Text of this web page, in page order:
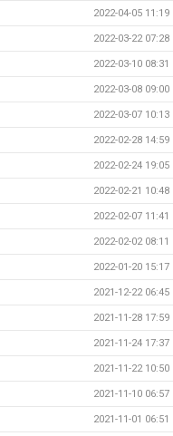
2022-04-05 11:19
2022-03-22 07:28
2022-03-10 08:31
2022-03-08 09:00
2022-03-07 10:13
2022-02-28 14:59
2022-02-24 19:05
2022-02-21 10:48
2022-02-07 11:41
2022-02-02 08:11
2022-01-20 15:17
2021-12-22 06:45
2021-11-28 17:59
2021-11-24 17:37
2021-11-22 10:50
2021-11-10 06:57
2021-11-01 06:51